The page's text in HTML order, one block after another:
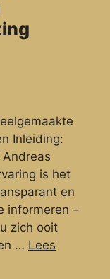
Inleiding:
is het
en
informeren –
zich ooit
… Lees